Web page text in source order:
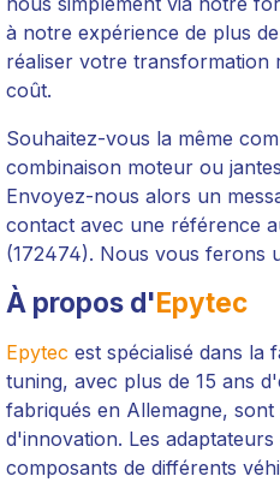
à notre expérience de plus
réaliser votre transformation
coût.
Souhaitez-vous la même
combinaison moteur ou
Envoyez-nous alors un
contact avec une référence
(172474). Nous vous ferons
À propos d'Epytec
Epytec est spécialisé dans la
tuning, avec plus de 15 ans
fabriqués en Allemagne,
d'innovation. Les
composants de différents